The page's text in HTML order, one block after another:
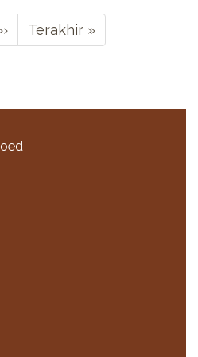
Halaman
››
Halaman
terakhir
Terakhir »